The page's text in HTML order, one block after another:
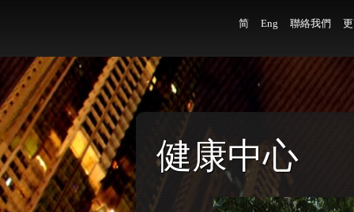
简 Eng 聯絡我們
健康中心